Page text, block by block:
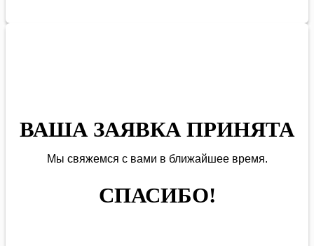
ВАША ЗАЯВКА ПРИНЯТА
Мы свяжемся с вами в ближайшее время.
СПАСИБО!